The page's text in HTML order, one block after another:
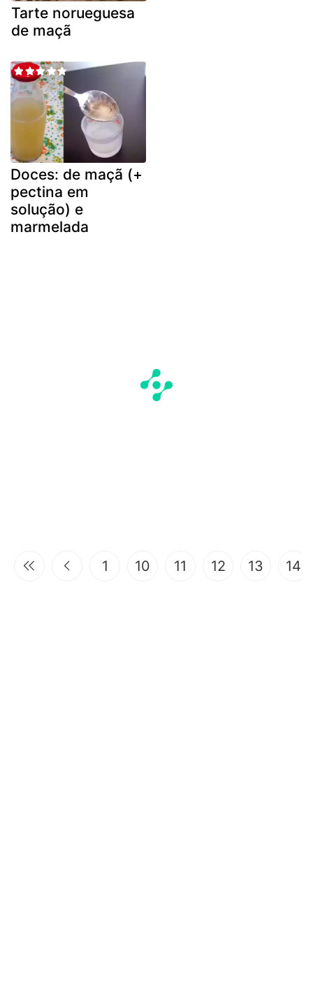
Tarte norueguesa
de maçã
Doces: de maçã (+
pectina em
solução) e
marmelada
1 10 11 12 13 14